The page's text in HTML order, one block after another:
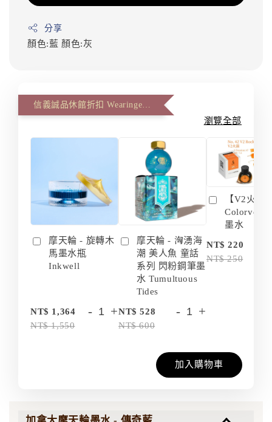
分享
顏色:藍 顏色:灰
瀏覽全部
摩天輪 - 旋轉木
馬墨水瓶
Inkwell
NT$ 1,364
NT$ 1,550
- +
摩天輪 - 洶湧海
潮 美人魚 童話
系列 閃粉鋼筆墨
水 Tumultuous
Tides
NT$ 528
NT$ 600
- +
【V2火箭
Colorverse
墨水
NT$ 220
NT$ 250
加入購物車